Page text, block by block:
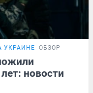
УКРАИНЕ ОБЗОР
новости